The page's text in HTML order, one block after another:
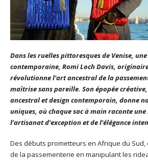
Dans les ruelles pittoresques de Venise,
contemporaine, Romi Loch Davis,
révolutionne l’art ancestral de la
maîtrise sans pareille. Son épopée
ancestral et design contemporain, donne
uniques, où chaque sac à main raconte
l’artisanat d’exception et de l’élégance
Des débuts prometteurs en Afrique du Sud,
de la passementerie en manipulant les